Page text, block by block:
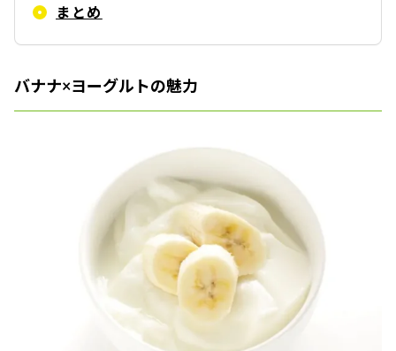
まとめ
バナナ×ヨーグルトの魅力